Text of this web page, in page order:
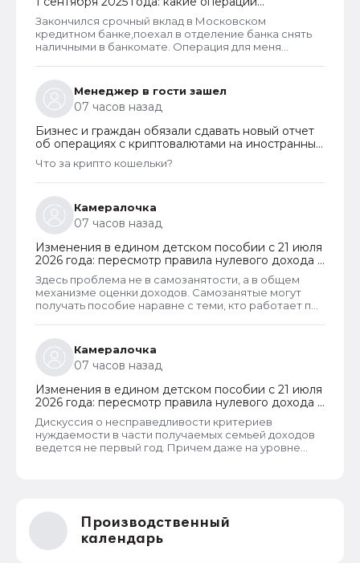
заблокируют и как отменить запрет
Закончился срочный вклад в Московском
кредитном банке,поехал в отделение банка снять
наличными в банкомате. Операция для меня
ликвидировали.
Менеджер в гости зашел
07 часов назад
Бизнес и граждан обязали сдавать новый отчет
об операциях с криптовалютами на иностранных
платформах
Что за крипто кошельки?
Камералочка
07 часов назад
Изменения в едином детском пособии с 21 июля
2026 года: пересмотр правила нулевого дохода и
новый порядок оформления пособий по месту
пребывания
Здесь проблема не в самозанятости, а в общем
механизме оценки доходов. Самозанятые могут
получать пособие наравне с теми, кто работает по
критерию нуждаемости. Согласно данному
критерию, их среднедушевой доход не должен
превышать прожиточный минимум на каждого
члена семьи. И если доход заявителя хотя бы на 1
рубль превысит установленный предел, то в
пособии отказывают, что конечно же
несправедливо.
Камералочка
07 часов назад
Изменения в едином детском пособии с 21 июля
2026 года: пересмотр правила нулевого дохода и
новый порядок оформления пособий по месту
пребывания
Дискуссия о несправедливости критериев
нуждаемости в части получаемых семьей доходов
ведется не первый год. Причем даже на уровне
только для многодетных семей. Теперь при
незначительном превышении доходов таких семей
показателей прожиточного минимума пособие они
все равно получают. Но других семей это не
Производственный
календарь